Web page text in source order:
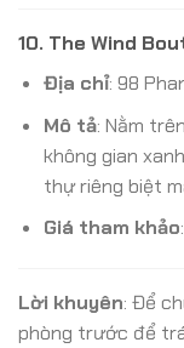
10. The Wind
Địa chỉ: 98
Mô tả: Nằm
không gian
thự riêng biệt
Giá tham khảo
Lời khuyên: Để
phòng trước để